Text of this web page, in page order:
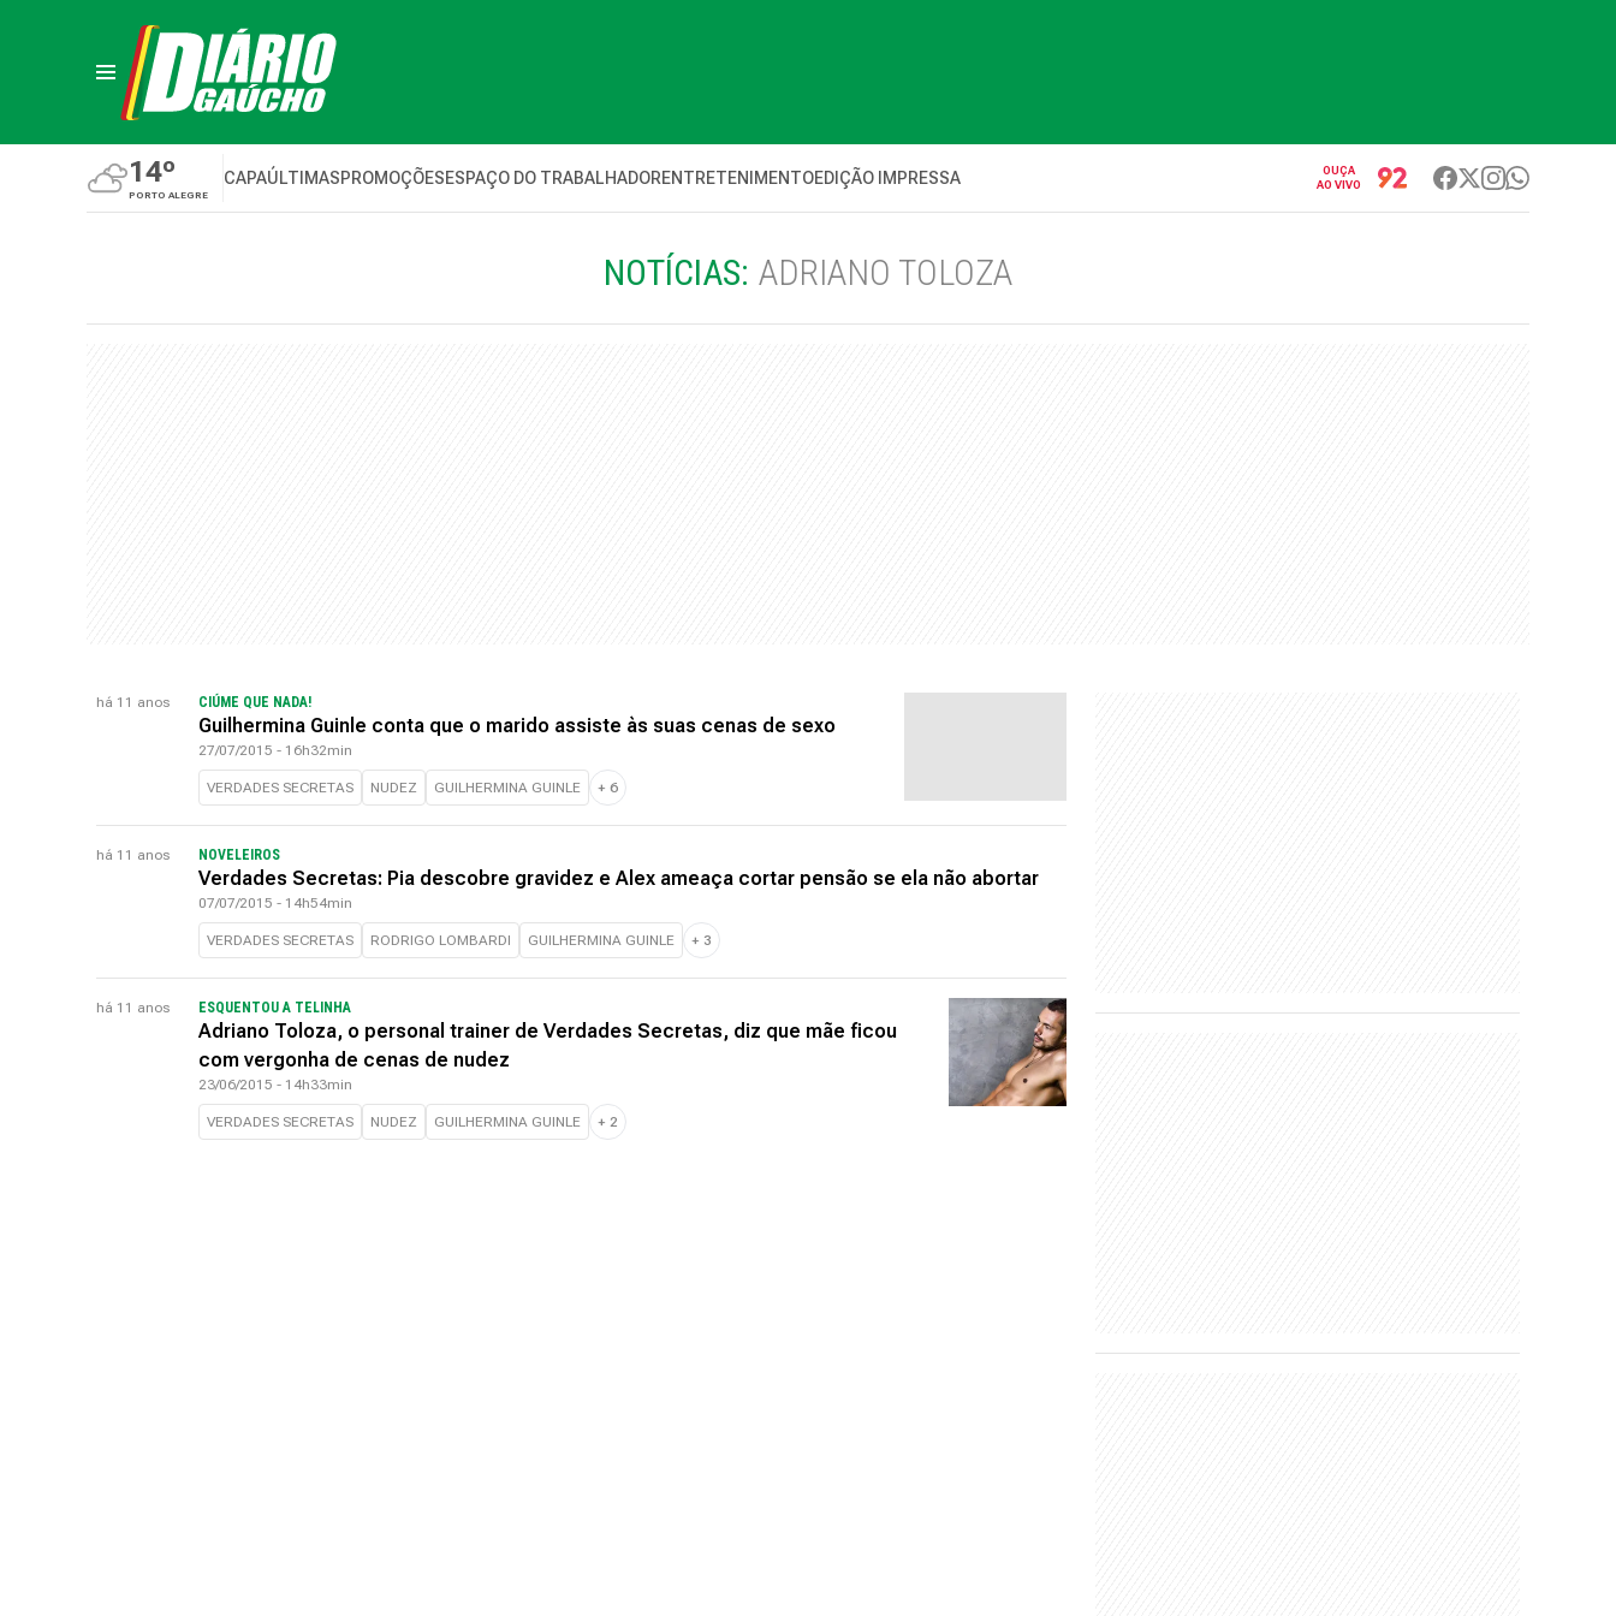
14º
PORTO ALEGRE
CAPAÚLTIMASPROMOÇÕESESPAÇO DO TRABALHADORENTRETENIMENTOEDIÇÃO IMPRESSA
OUÇA
AO VIVO
NOTÍCIAS: ADRIANO TOLOZA
há 11 anos CIÚME QUE NADA!
Guilhermina Guinle conta que o marido assiste às suas cenas de sexo
27/07/2015 - 16h32min
VERDADES SECRETAS NUDEZ GUILHERMINA GUINLE + 6
há 11 anos NOVELEIROS
Verdades Secretas: Pia descobre gravidez e Alex ameaça cortar pensão se ela não abortar
07/07/2015 - 14h54min
VERDADES SECRETAS RODRIGO LOMBARDI GUILHERMINA GUINLE + 3
há 11 anos ESQUENTOU A TELINHA
Adriano Toloza, o personal trainer de Verdades Secretas, diz que mãe ficou
com vergonha de cenas de nudez
23/06/2015 - 14h33min
VERDADES SECRETAS NUDEZ GUILHERMINA GUINLE + 2